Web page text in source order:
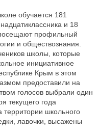
обучается 181
и 18
посещают профильный
и обществознания.
школы, которые
инициативное
Крым в этом
предоставили на
голосов выбрали один
текущего года
территории школьного
лавочки, высажены